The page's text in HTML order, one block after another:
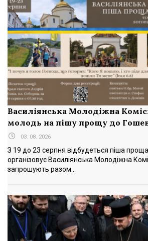
Василіянська Молодіжна
молодь на пішу прощу до
03. 08. 2026
З 19 до 23 серпня відбудеться піша
організовує Василіянська Молодіжна
запрошують разом...